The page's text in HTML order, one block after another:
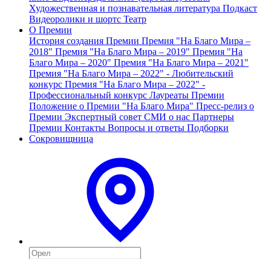
Художественная и познавательная литература Подкаст
Видеоролики и шортс Театр
О Премии
История создания Премии Премия "На Благо Мира –
2018" Премия "На Благо Мира – 2019" Премия "На
Благо Мира – 2020" Премия "На Благо Мира – 2021"
Премия "На Благо Мира – 2022" - Любительский
конкурс Премия "На Благо Мира – 2022" -
Профессиональный конкурс Лауреаты Премии
Положение о Премии "На Благо Мира" Пресс-релиз о
Премии Экспертный совет СМИ о нас Партнеры
Премии Контакты Вопросы и ответы Подборки
Сокровищница